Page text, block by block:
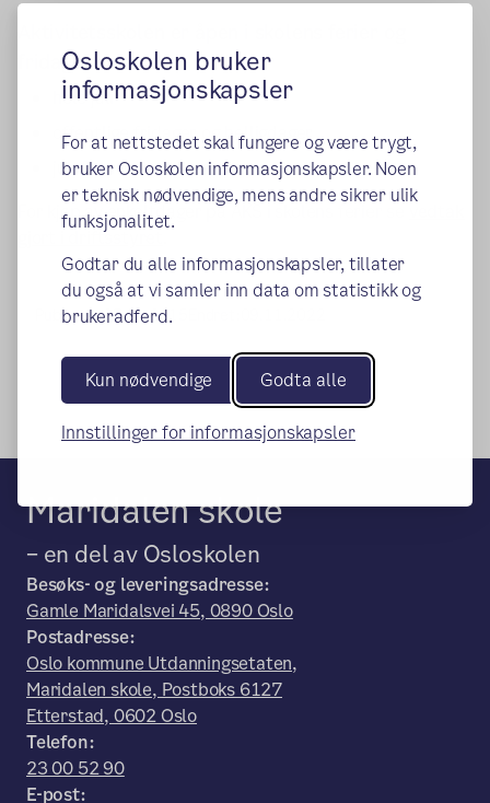
Osloskolen bruker
informasjonskapsler
For at nettstedet skal fungere og være trygt,
bruker Osloskolen informasjonskapsler. Noen
er teknisk nødvendige, mens andre sikrer ulik
funksjonalitet.
Godtar du alle informasjonskapsler, tillater
du også at vi samler inn data om statistikk og
brukeradferd.
Kun nødvendige Godta alle
Innstillinger for informasjonskapsler
fridager unntatt
hele juli
offentlige fridager og helligdager
julaften og nyttårsaften
For kjøp av enkeltdager på AKS i skolens ferier se
gjort i driftsstyret
Publisert:07.04.2015
Maridalen skole
– en del av Osloskolen
Besøks- og leveringsadresse:
Gamle Maridalsvei 45, 0890 Oslo
Postadresse:
Oslo kommune Utdanningsetaten,
Maridalen skole, Postboks 6127
Etterstad, 0602 Oslo
Telefon:
23 00 52 90
E-post: